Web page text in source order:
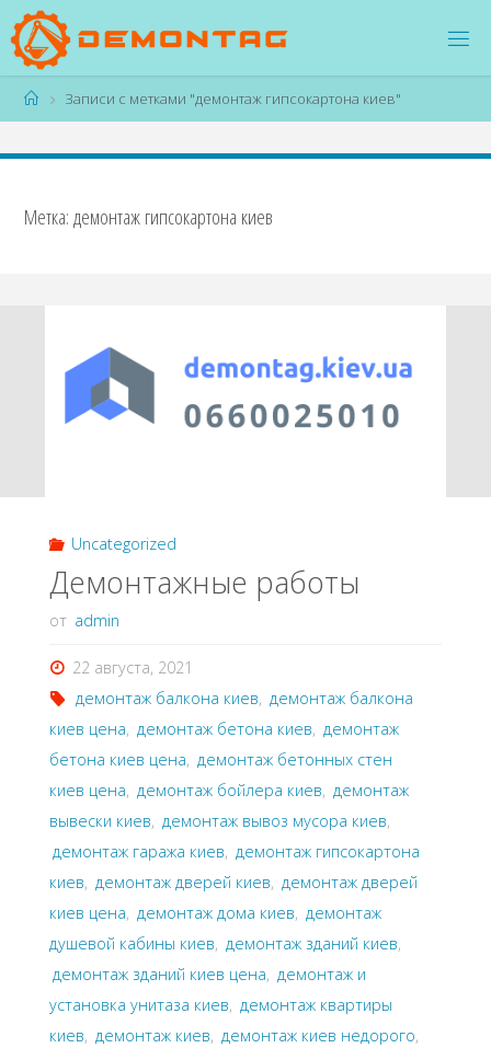
Перейти
содержимому
ГлавнаяЗаписи с метками "демонтаж гипсокартона киев"
Метка: демонтаж гипсокартона киев
Uncategorized
Демонтажные работы
от admin
22 августа, 2021
демонтаж балкона киев, демонтаж балкона
киев цена, демонтаж бетона киев, демонтаж
бетона киев цена, демонтаж бетонных стен
киев цена, демонтаж бойлера киев, демонтаж
вывески киев, демонтаж вывоз мусора киев,
демонтаж гаража киев, демонтаж гипсокартона
киев, демонтаж дверей киев, демонтаж дверей
киев цена, демонтаж дома киев, демонтаж
душевой кабины киев, демонтаж зданий киев,
демонтаж зданий киев цена, демонтаж и
установка унитаза киев, демонтаж квартиры
киев, демонтаж киев, демонтаж киев недорого,